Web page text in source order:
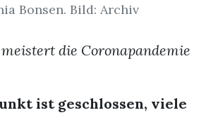
Bonsen. Bild: Archiv
die Coronapandemie
ist geschlossen, viele